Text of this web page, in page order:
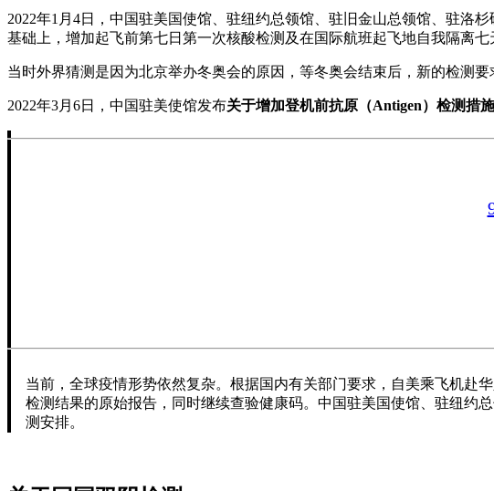
2022年1月4日，中国驻美国使馆、驻纽约总领馆、驻旧金山总领馆、驻洛
基础上，增加起飞前第七日第一次核酸检测及在国际航班起飞地自我隔离七
当时外界猜测是因为北京举办冬奥会的原因，等冬奥会结束后，新的检测
2022年3月6日，中国驻美使馆发布关于增加登机前抗原（Antigen）检测措
当前，全球疫情形势依然复杂。根据国内有关部门要求，自美乘飞机赴
检测结果的原始报告，同时继续查验健康码。中国驻美国使馆、驻纽约
测安排。